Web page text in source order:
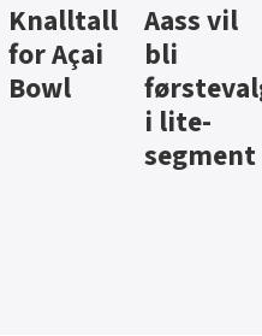
Brus og
jus fra
Berentsen
Hard
iste fra
Hansa